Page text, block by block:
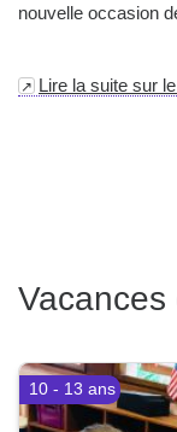
nouvelle occasion
Lire la suite sur
Vacances
10 - 13 ans